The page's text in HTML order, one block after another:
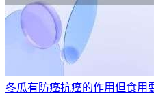
冬瓜有防癌抗癌的作用但食用